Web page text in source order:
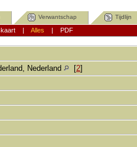
Verwantschap Tijdlijn
| Alles PDF
Nederland [2]